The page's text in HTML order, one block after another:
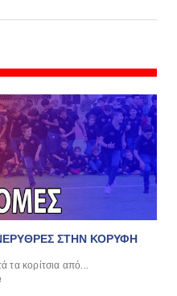
ΣΤΗΝ ΚΟΡΥΦΗ
τα κορίτσια από...